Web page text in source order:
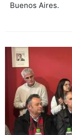
Buenos Aires.